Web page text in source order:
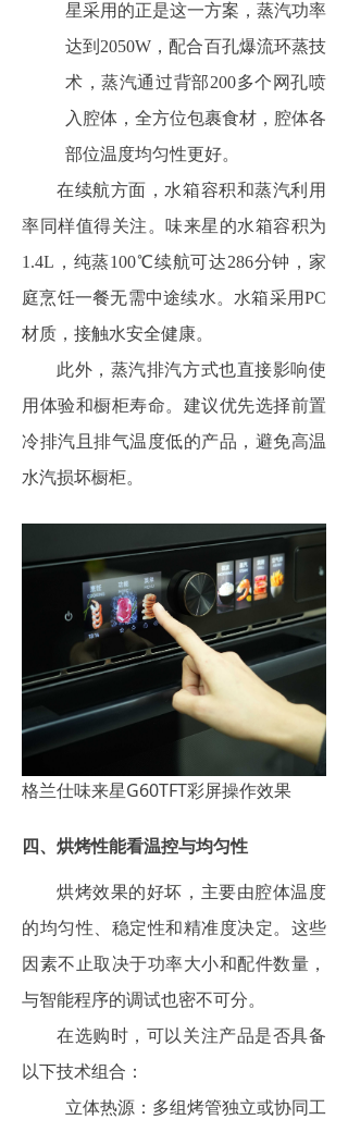
星采用的正是这一方案，蒸汽功率
达到2050W，配合百孔爆流环蒸技
术，蒸汽通过背部200多个网孔喷
入腔体，全方位包裹食材，腔体各
部位温度均匀性更好。
在续航方面，水箱容积和蒸汽利用
率同样值得关注。味来星的水箱容积为
1.4L，纯蒸100℃续航可达286分钟，家
庭烹饪一餐无需中途续水。水箱采用PC
材质，接触水安全健康。
此外，蒸汽排汽方式也直接影响使
用体验和橱柜寿命。建议优先选择前置
冷排汽且排气温度低的产品，避免高温
水汽损坏橱柜。
格兰仕味来星G60TFT彩屏操作效果
四、烘烤性能看温控与均匀性
烘烤效果的好坏，主要由腔体温度
的均匀性、稳定性和精准度决定。这些
因素不止取决于功率大小和配件数量，
与智能程序的调试也密不可分。
在选购时，可以关注产品是否具备
以下技术组合：
立体热源：多组烤管独立或协同工